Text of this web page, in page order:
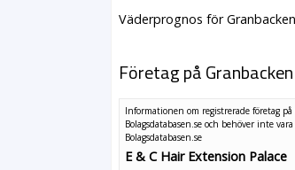
Väderprognos för
Företag på Granbacken
Informationen om registrerade företag
Bolagsdatabasen.se och behöver inte
Bolagsdatabasen.se
E & C Hair Extension Palace